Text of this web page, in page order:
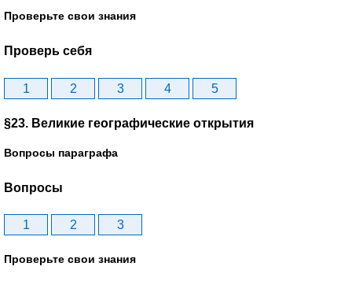
Проверьте свои знания
Проверь себя
1 2 3 4 5
§23. Великие географические открытия
Вопросы параграфа
Вопросы
1 2 3
Проверьте свои знания